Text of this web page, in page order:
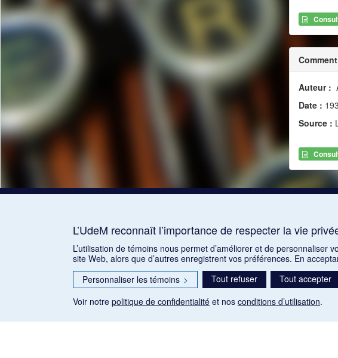
Auteur :
Date :
Source :
L’UdeM reconnaît l’importance de respecter la vie
L’utilisation de témoins nous permet d’améliorer et de
site Web, alors que d’autres enregistrent vos préférences. En
Personnaliser les témoins > Tout refuser
Tout accepter
Voir notre politique de confidentialité et nos conditions d’utilisation.